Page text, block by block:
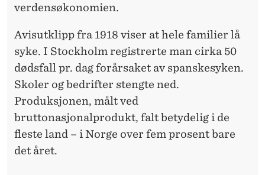
verdensøkonomien.
Avisutklipp fra 1918 viser at hele familier lå
syke. I Stockholm registrerte man cirka 50
dødsfall pr. dag forårsaket av spanskesyken.
Skoler og bedrifter stengte ned.
Produksjonen, målt ved
bruttonasjonalprodukt, falt betydelig i de
fleste land – i Norge over fem prosent bare
det året.